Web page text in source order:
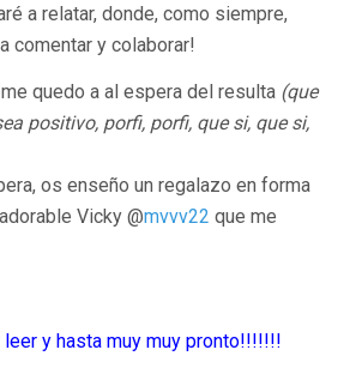
a relatar, donde, como siempre,
comentar y colaborar!
quedo a al espera del resulta (que
positivo, porfi, porfi, que si, que si,
os enseño un regalazo en forma
Vicky @mvvv22 que me
leer y hasta muy muy pronto!!!!!!!